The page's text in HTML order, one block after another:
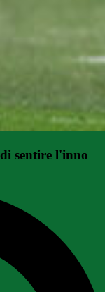
sentire l'inno